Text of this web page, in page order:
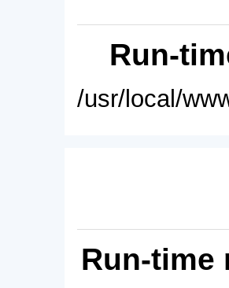
Run-
/usr/local/
Run-time